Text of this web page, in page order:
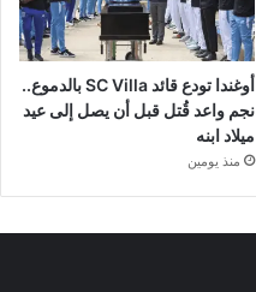
أوغندا تودع قائد SC Villa بالدموع..
نجم واعد قُتل قبل أن يصل إلى عيد
ميلاد ابنه
منذ يومين